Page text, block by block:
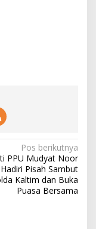
Pos berikutnya
PPU Mudyat Noor
Hadiri Pisah Sambut
Kaltim dan Buka
Puasa Bersama